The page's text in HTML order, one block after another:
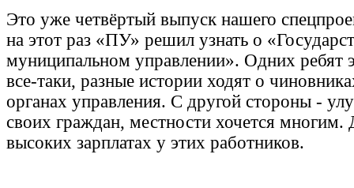
Это уже четвёртый выпуск нашего
на этот раз «ПУ» решил узнать о
муниципальном управлении». Одних ребят
все-таки, разные истории ходят о
органах управления. С другой стороны -
своих граждан, местности хочется многим.
высоких зарплатах у этих работников.